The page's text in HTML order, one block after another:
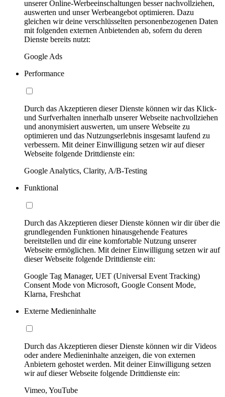
unserer Online-Werbeeinschaltungen besser nachvollziehen,
auswerten und unser Werbeangebot optimieren. Dazu
gleichen wir deine verschlüsselten personenbezogenen Daten
mit folgenden externen Anbietenden ab, sofern du deren
Dienste bereits nutzt:
Google Ads
Performance
Durch das Akzeptieren dieser Dienste können wir das Klick-
und Surfverhalten innerhalb unserer Webseite nachvollziehen
und anonymisiert auswerten, um unsere Webseite zu
optimieren und das Nutzungserlebnis insgesamt laufend zu
verbessern. Mit deiner Einwilligung setzen wir auf dieser
Webseite folgende Drittdienste ein:
Google Analytics, Clarity, A/B-Testing
Funktional
Durch das Akzeptieren dieser Dienste können wir dir über die
grundlegenden Funktionen hinausgehende Features
bereitstellen und dir eine komfortable Nutzung unserer
Webseite ermöglichen. Mit deiner Einwilligung setzen wir auf
dieser Webseite folgende Drittdienste ein:
Google Tag Manager, UET (Universal Event Tracking)
Consent Mode von Microsoft, Google Consent Mode,
Klarna, Freshchat
Externe Medieninhalte
Durch das Akzeptieren dieser Dienste können wir dir Videos
oder andere Medieninhalte anzeigen, die von externen
Anbietern gehostet werden. Mit deiner Einwilligung setzen
wir auf dieser Webseite folgende Drittdienste ein:
Vimeo, YouTube